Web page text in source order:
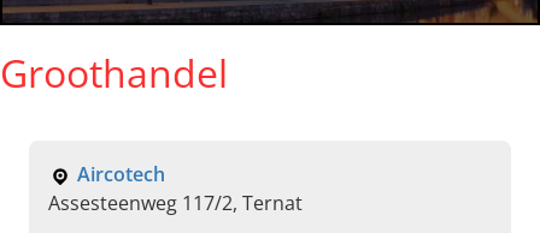
Groothandel
Aircotech
Assesteenweg 117/2, Ternat